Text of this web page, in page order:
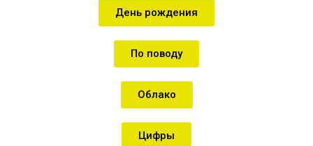
День рождения
По поводу
Облако
Цифры